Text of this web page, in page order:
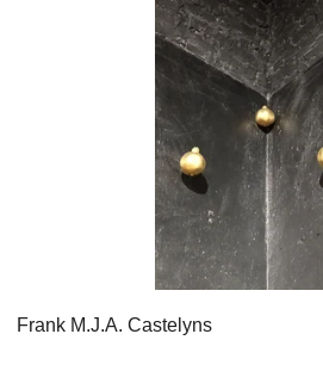
Frank M.J.A. Castelyns